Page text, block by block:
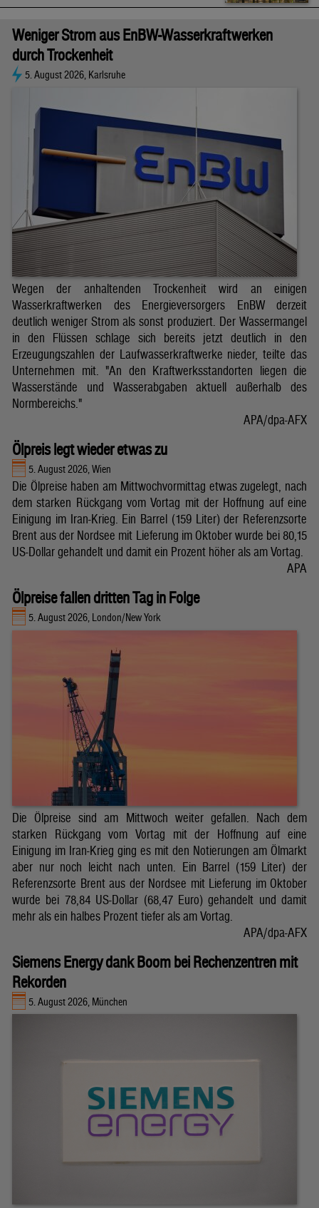
Weniger Strom aus EnBW-Wasserkraftwerken
durch Trockenheit
5. August 2026, Karlsruhe
Wegen der anhaltenden Trockenheit wird an einigen
Wasserkraftwerken des Energieversorgers EnBW derzeit
deutlich weniger Strom als sonst produziert. Der Wassermangel
in den Flüssen schlage sich bereits jetzt deutlich in den
Erzeugungszahlen der Laufwasserkraftwerke nieder, teilte das
Unternehmen mit. "An den Kraftwerksstandorten liegen die
Wasserstände und Wasserabgaben aktuell außerhalb des
Normbereichs."
APA/dpa-AFX
Ölpreis legt wieder etwas zu
5. August 2026, Wien
Die Ölpreise haben am Mittwochvormittag etwas zugelegt, nach
dem starken Rückgang vom Vortag mit der Hoffnung auf eine
Einigung im Iran-Krieg. Ein Barrel (159 Liter) der Referenzsorte
Brent aus der Nordsee mit Lieferung im Oktober wurde bei 80,15
US-Dollar gehandelt und damit ein Prozent höher als am Vortag.
APA
Ölpreise fallen dritten Tag in Folge
5. August 2026, London/New York
Die Ölpreise sind am Mittwoch weiter gefallen. Nach dem
starken Rückgang vom Vortag mit der Hoffnung auf eine
Einigung im Iran-Krieg ging es mit den Notierungen am Ölmarkt
aber nur noch leicht nach unten. Ein Barrel (159 Liter) der
Referenzsorte Brent aus der Nordsee mit Lieferung im Oktober
wurde bei 78,84 US-Dollar (68,47 Euro) gehandelt und damit
mehr als ein halbes Prozent tiefer als am Vortag.
APA/dpa-AFX
Siemens Energy dank Boom bei Rechenzentren mit
Rekorden
5. August 2026, München